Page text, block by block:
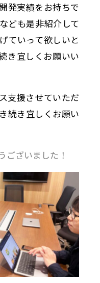
発実績をお持ちで
ども是非紹介して
ていって欲しいと
き宜しくお願いい
支援させていただ
続き宜しくお願い
ございました！